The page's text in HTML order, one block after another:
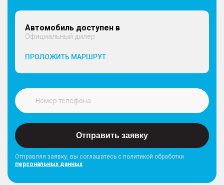
Автомобиль доступен в
Официальный дилер
ПРОЛОЖИТЬ МАРШРУТ
Отправить заявку
Отправляя заявку, вы соглашатесь с политикой обработки
персональных данных